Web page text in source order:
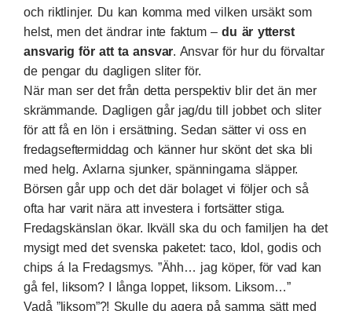
och riktlinjer. Du kan komma med vilken ursäkt som
helst, men det ändrar inte faktum –du är ytterst
ansvarig för att ta ansvar. Ansvar för hur du förvaltar
de pengar du dagligen sliter för.
När man ser det från detta perspektiv blir det än mer
skrämmande. Dagligen går jag/du till jobbet och sliter
för att få en lön i ersättning. Sedan sätter vi oss en
fredagseftermiddag och känner hur skönt det ska bli
med helg. Axlarna sjunker, spänningarna släpper.
Börsen går upp och det där bolaget vi följer och så
ofta har varit nära att investera i fortsätter stiga.
Fredagskänslan ökar. Ikväll ska du och familjen ha det
mysigt med det svenska paketet: taco, Idol, godis och
chips á la Fredagsmys. ”Ähh… jag köper, för vad kan
gå fel, liksom? I långa loppet, liksom. Liksom…”
Vadå ”liksom”?! Skulle du agera på samma sätt med